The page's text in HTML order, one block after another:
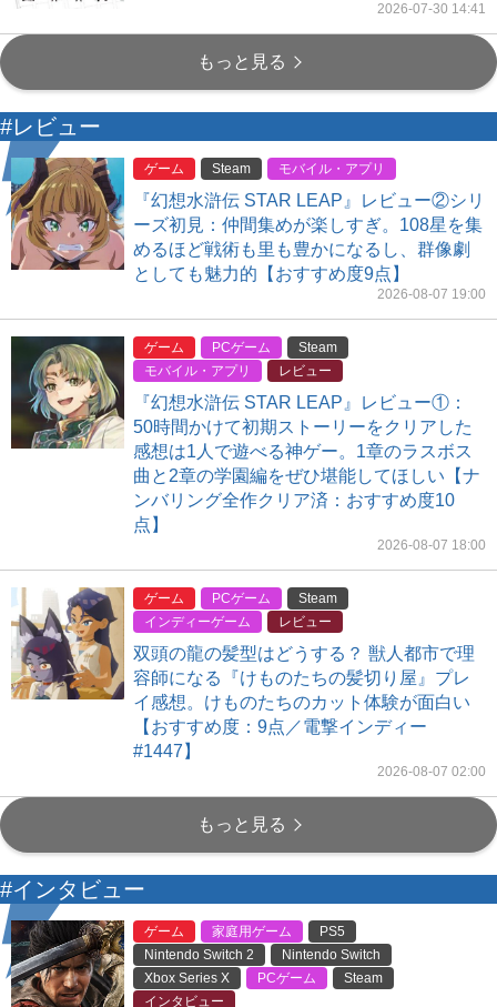
2026-07-30 14:41
もっと見る
#レビュー
ゲーム Steam モバイル・アプリ
『幻想水滸伝 STAR LEAP』レビュー②シリ
ーズ初見：仲間集めが楽しすぎ。108星を集
めるほど戦術も里も豊かになるし、群像劇
としても魅力的【おすすめ度9点】
2026-08-07 19:00
ゲーム PCゲーム
Steam
モバイル・アプリ
レビュー
『幻想水滸伝 STAR LEAP』レビュー①：
50時間かけて初期ストーリーをクリアした
感想は1人で遊べる神ゲー。1章のラスボス
曲と2章の学園編をぜひ堪能してほしい【ナ
ンバリング全作クリア済：おすすめ度10
点】
2026-08-07 18:00
ゲーム PCゲーム
Steam
インディーゲーム
レビュー
双頭の龍の髪型はどうする？ 獣人都市で理
容師になる『けものたちの髪切り屋』プレ
イ感想。けものたちのカット体験が面白い
【おすすめ度：9点／電撃インディー
#1447】
2026-08-07 02:00
もっと見る
#インタビュー
ゲーム 家庭用ゲーム
PS5
Nintendo Switch 2
Nintendo Switch
Xbox Series X
PCゲーム
Steam
インタビュー